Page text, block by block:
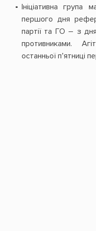
Ініціативна група
першого дня
партії та ГО – з
противниками.
останньої п’ятниці